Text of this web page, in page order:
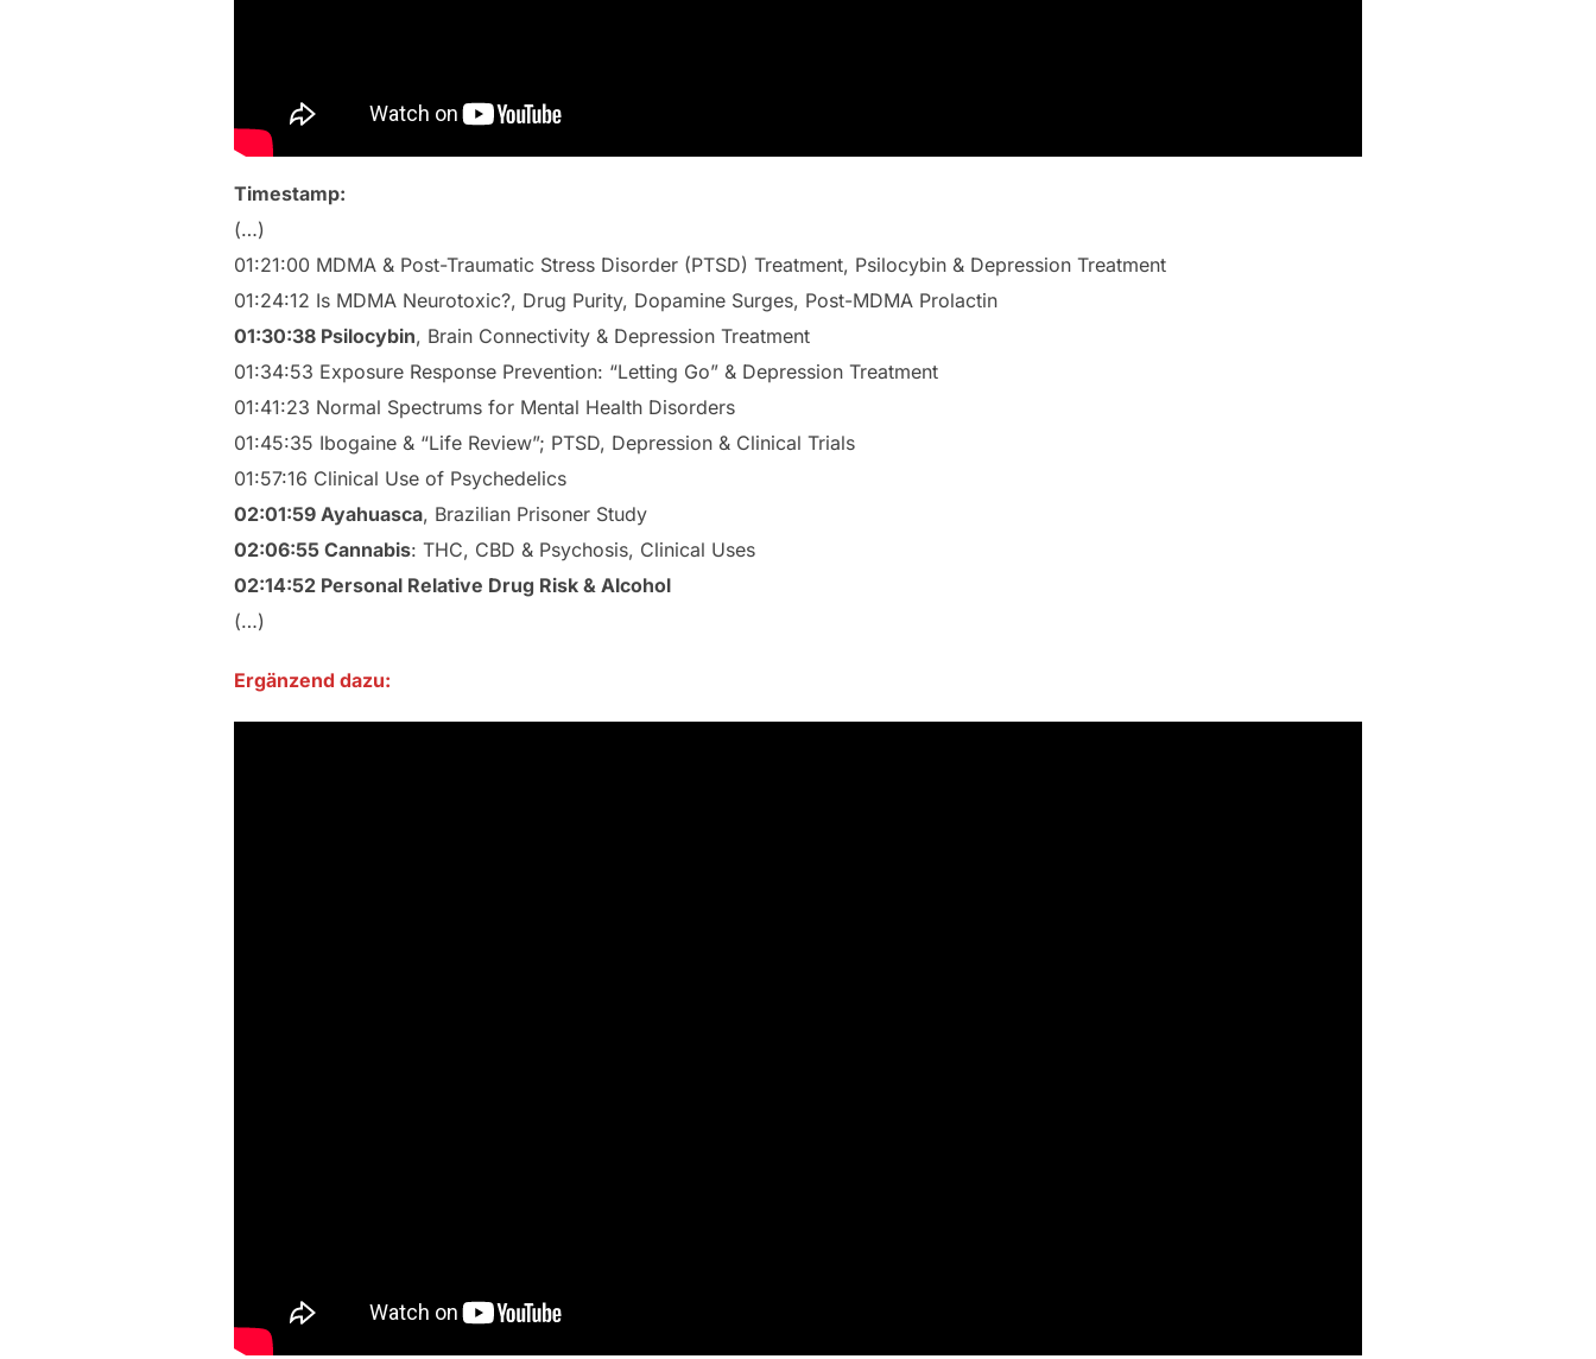
Timestamp:
(…)
01:21:00 MDMA & Post-Traumatic Stress Disorder (PTSD) Treatment, Psilocybin & Depression Treatment
01:24:12 Is MDMA Neurotoxic?, Drug Purity, Dopamine Surges, Post-MDMA Prolactin
01:30:38 Psilocybin, Brain Connectivity & Depression Treatment
01:34:53 Exposure Response Prevention: “Letting Go” & Depression Treatment
01:41:23 Normal Spectrums for Mental Health Disorders
01:45:35 Ibogaine & “Life Review”; PTSD, Depression & Clinical Trials
01:57:16 Clinical Use of Psychedelics
02:01:59 Ayahuasca, Brazilian Prisoner Study
02:06:55 Cannabis: THC, CBD & Psychosis, Clinical Uses
02:14:52 Personal Relative Drug Risk & Alcohol
(…)
Ergänzend dazu: